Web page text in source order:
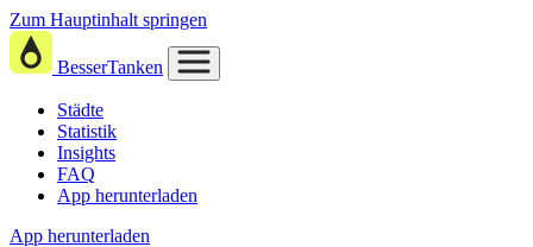
Zum Hauptinhalt springen
BesserTanken
Städte
Statistik
Insights
FAQ
App herunterladen
App herunterladen